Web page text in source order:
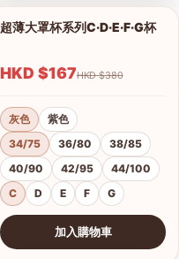
1/12
超薄大罩杯系列C·D·E·F·G杯
HKD $167 HKD $380
灰色
紫色
34/75
36/80
38/85
40/90
42/95
44/100
C
D E F G
加入購物車
查看圖片